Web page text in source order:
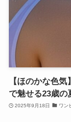
【ほのかな色
で魅せる23歳の
2025年9月18日 ワン